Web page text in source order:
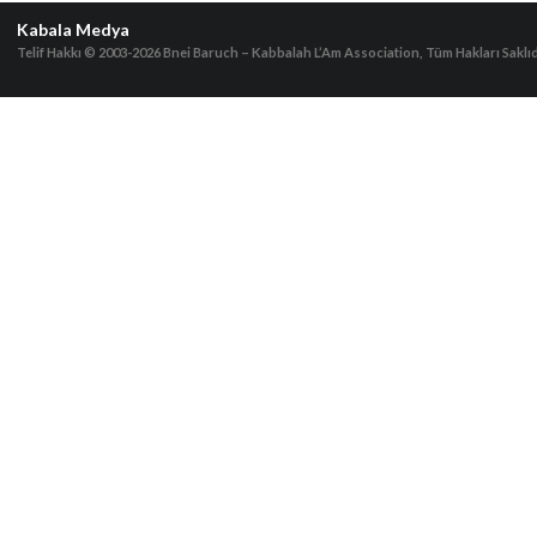
Kabala Medya
Telif Hakkı © 2003-2026Bnei Baruch – Kabbalah L’Am Association, Tüm Hakları